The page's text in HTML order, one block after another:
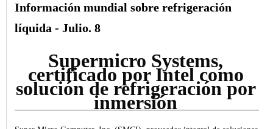
Información mundial sobre refrigeración
líquida - Julio. 8
Supermicro Systems,
certificado por Intel como
solución de refrigeración por
inmersión